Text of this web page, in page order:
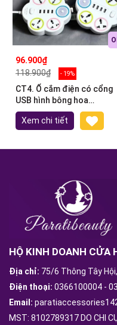
96.900₫
118.900₫
- 19%
CT4. Ổ cắm điện có cổng
USB hình bông hoa
No.NV200A
Xem chi tiết
HỘ KINH DOANH CỬA
Địa chỉ: 75/6 Thông Tây
Điện thoại: 0366100004 -
Email:
MST: 8102789317 DO CHI